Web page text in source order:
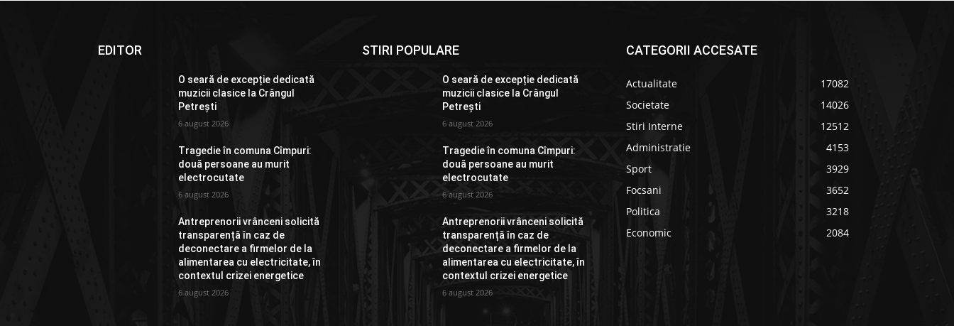
EDITOR
O seară de excepție dedicată
muzicii clasice la Crângul
Petrești
6 august 2026
Tragedie în comuna Cîmpuri:
două persoane au murit
electrocutate
6 august 2026
Antreprenorii vrânceni solicită
transparență în caz de
deconectare a firmelor de la
alimentarea cu electricitate, în
contextul crizei energetice
6 august 2026
STIRI POPULARE
O seară de excepție dedicată
muzicii clasice la Crângul
Petrești
6 august 2026
Tragedie în comuna Cîmpuri:
două persoane au murit
electrocutate
6 august 2026
Antreprenorii vrânceni solicită
transparență în caz de
deconectare a firmelor de la
alimentarea cu electricitate, în
contextul crizei energetice
6 august 2026
CATEGORII ACCESATE
Actualitate
17082
Societate
14026
Stiri Interne
12512
Administratie
4153
Sport
3929
Focsani
3652
Politica
3218
Economic
2084